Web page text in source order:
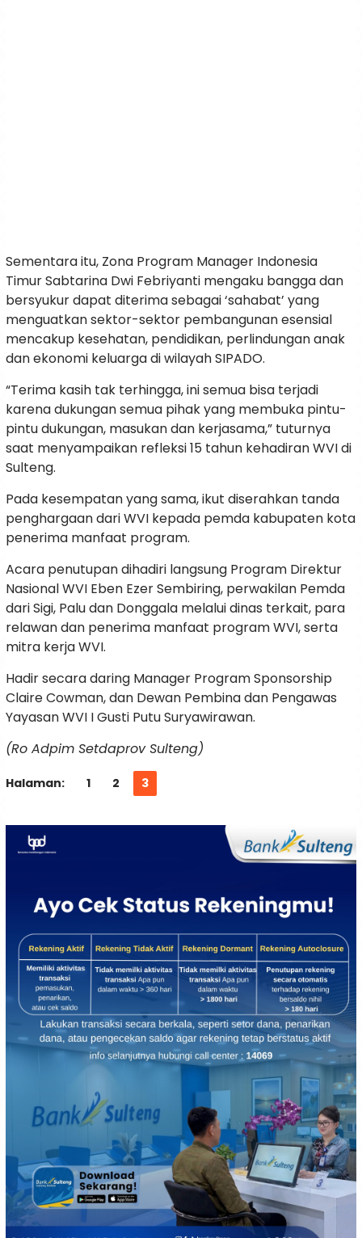
Sementara itu, Zona Program Manager Indonesia
Timur Sabtarina Dwi Febriyanti mengaku bangga dan
bersyukur dapat diterima sebagai ‘sahabat’ yang
menguatkan sektor-sektor pembangunan esensial
mencakup kesehatan, pendidikan, perlindungan anak
dan ekonomi keluarga di wilayah SIPADO.
“Terima kasih tak terhingga, ini semua bisa terjadi
karena dukungan semua pihak yang membuka pintu-
pintu dukungan, masukan dan kerjasama,” tuturnya
saat menyampaikan refleksi 15 tahun kehadiran WVI di
Sulteng.
Pada kesempatan yang sama, ikut diserahkan tanda
penghargaan dari WVI kepada pemda kabupaten kota
penerima manfaat program.
Acara penutupan dihadiri langsung Program Direktur
Nasional WVI Eben Ezer Sembiring, perwakilan Pemda
dari Sigi, Palu dan Donggala melalui dinas terkait, para
relawan dan penerima manfaat program WVI, serta
mitra kerja WVI.
Hadir secara daring Manager Program Sponsorship
Claire Cowman, dan Dewan Pembina dan Pengawas
Yayasan WVI I Gusti Putu Suryawirawan.
(Ro Adpim Setdaprov Sulteng)
Halaman: 1 2 3